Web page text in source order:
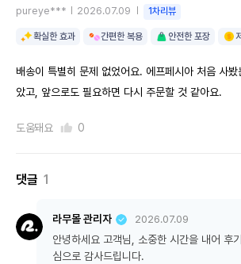
pureye*** 2026.07.09 1차리뷰
확실한 효과 간편한 복용 안전한 포장
배송이 특별히 문제 없었어요. 에프페시아 처음 사
았고, 앞으로도 필요하면 다시 주문할 것 같아요.
도움돼요 0
댓글 1
라무몰 관리자 2026.07.09
안녕하세요 고객님, 소중한 시간을 내어 후
심으로 감사드립니다.